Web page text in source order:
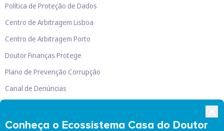
Conheça o Ecossistema Casa do Doutor
Política de Proteção de Dados
Centro de Arbitragem Lisboa
Centro de Arbitragem Porto
Doutor Finanças Protege
Plano de Prevenção Corrupção
Canal de Denúncias